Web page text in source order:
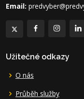
Email:
Užitečné odkazy
O nás
Průběh služby